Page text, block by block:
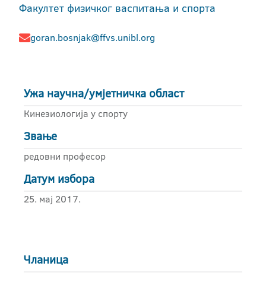
Факултет физичког васпитања и спорта
goran.bosnjak@ffvs.unibl.org
Ужа научна/умјетничка област
Кинезиологија у спорту
Звање
редовни професор
Датум избора
25. мај 2017.
Чланица